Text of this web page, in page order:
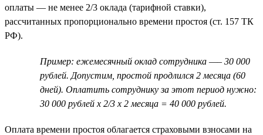
оплаты — не менее 2/3 оклада (тарифной ставки),
рассчитанных пропорционально времени простоя (ст. 157 ТК
РФ).
Пример: ежемесячный оклад сотрудника —– 30 000
рублей. Допустим, простой продлился 2 месяца (60
дней). Оплатить сотруднику за этот период нужно:
30 000 рублей х 2/3 х 2 месяца = 40 000 рублей.
Оплата времени простоя облагается страховыми взносами на